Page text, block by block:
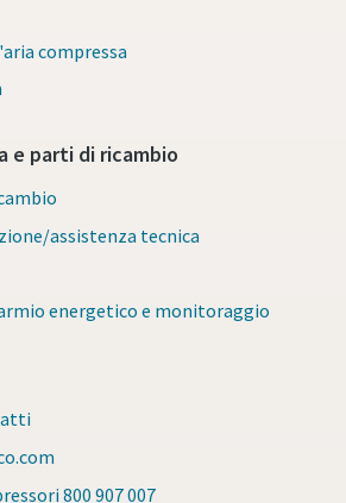
compressa
e parti di ricambio
assistenza tecnica
energetico e monitoraggio
800 907 007